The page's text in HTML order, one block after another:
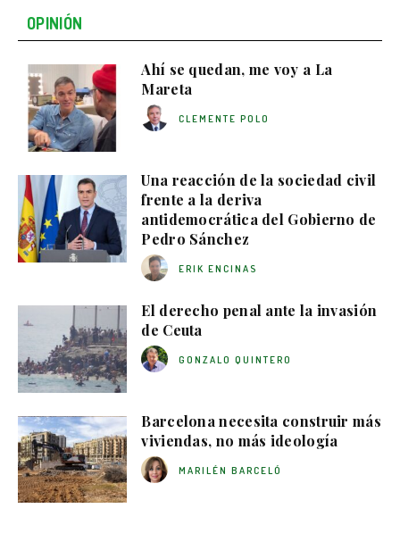
OPINIÓN
Ahí se quedan, me voy a La
Mareta
CLEMENTE POLO
Una reacción de la sociedad civil
frente a la deriva
antidemocrática del Gobierno de
Pedro Sánchez
ERIK ENCINAS
El derecho penal ante la invasión
de Ceuta
GONZALO QUINTERO
Barcelona necesita construir más
viviendas, no más ideología
MARILÉN BARCELÓ